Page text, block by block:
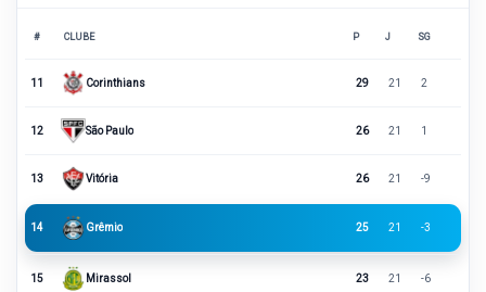
# CLUBE P J SG
11 Corinthians 29 21 2
12 São Paulo 26 21 1
13 Vitória 26 21 -9
14 Grêmio 25 21 -3
15 Mirassol 23 21 -6